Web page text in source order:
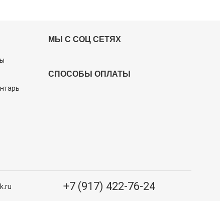
МЫ С СОЦ СЕТЯХ
СПОСОБЫ ОПЛАТЫ
+7 (917) 422-76-24